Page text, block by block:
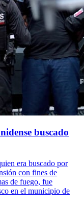
buscado
era buscado por
con fines de
de fuego, fue
en el municipio de